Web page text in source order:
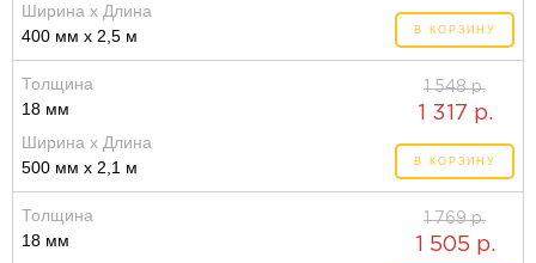
Ширина x Длина
400 мм x 2,5 м
В КОРЗИНУ
Толщина
18 мм
Ширина x Длина
500 мм x 2,1 м
1 548 р.
1 317 р.
В КОРЗИНУ
Толщина
18 мм
1 769 р.
1 505 р.